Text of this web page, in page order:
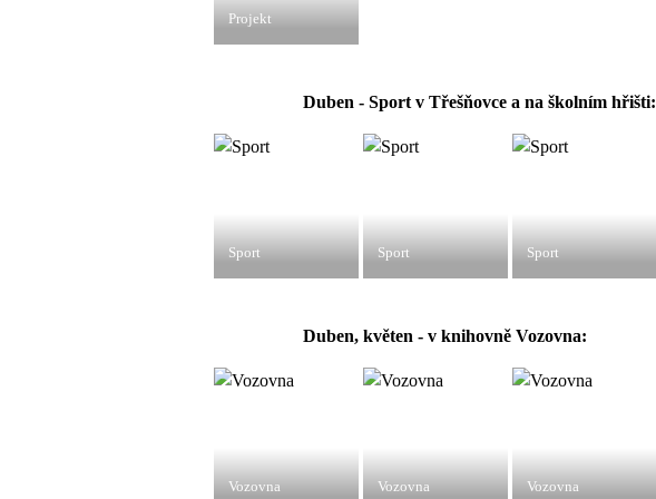
Projekt
Duben - Sport v Třešňovce a na školním hřišti:
Sport Sport Sport
Duben, květen - v knihovně Vozovna:
Vozovna Vozovna Vozovna